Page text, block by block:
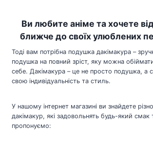
Ви любите аніме та хочете
ближче до своїх улюблених
Тоді вам потрібна подушка дакімакура –
подушка на повний зріст, яку можна
себе. Дакімакура – це не просто подушка, а
свою індивідуальність та стиль.
У нашому інтернет магазині ви знайдете
дакімакур, які задовольнять будь-який смак
пропонуємо: